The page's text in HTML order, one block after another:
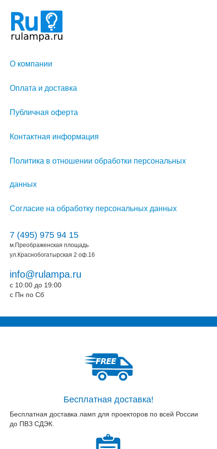
О компании
Оплата и доставка
Публичная оферта
Контактная информация
Политика в отношении обработки персональных
данных
Согласие на обработку персональных данных
7 (495) 975 94 15
м.Преображенская площадь
ул.Краснобогатырская 2 оф.16
info@rulampa.ru
c 10:00 до 19:00
c Пн по Сб
Бесплатная доставка!
Бесплатная доставка ламп для проекторов по всей России
до ПВЗ СДЭК.